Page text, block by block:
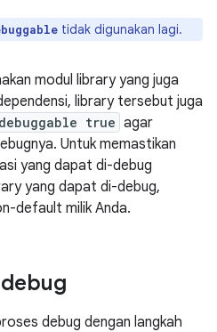
tidak digunakan lagi.
modul library yang juga
library tersebut juga
debuggable true agar
Untuk memastikan
yang dapat di-debug
yang dapat di-debug,
default milik Anda.
debug dengan langkah